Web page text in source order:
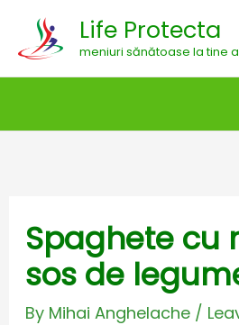
content
Life Protecta
meniuri sănătoase la tine
Spaghete cu
sos de
By Mihai Anghelache /